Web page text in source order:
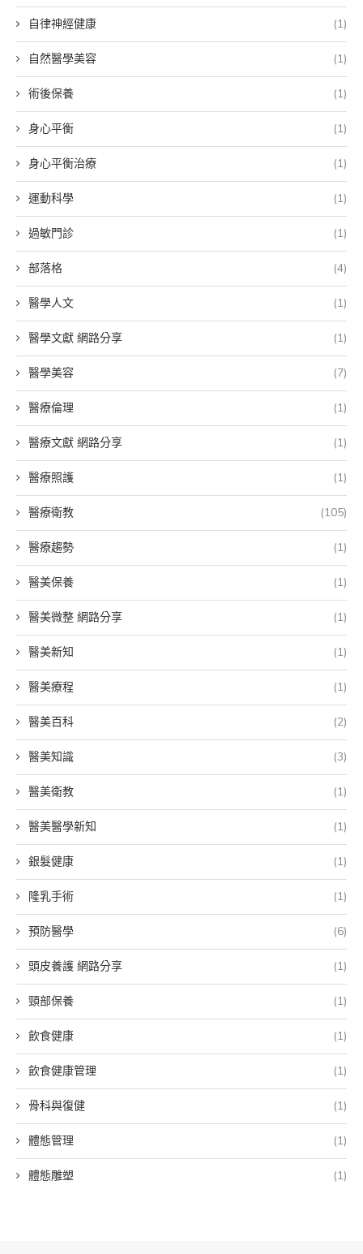
自律神經健康 (1)
自然醫學美容 (1)
術後保養 (1)
身心平衡 (1)
身心平衡治療 (1)
運動科學 (1)
過敏門診 (1)
部落格 (4)
醫學人文 (1)
醫學文獻 網路分享 (1)
醫學美容 (7)
醫療倫理 (1)
醫療文獻 網路分享 (1)
醫療照護 (1)
醫療衛教 (105)
醫療趨勢 (1)
醫美保養 (1)
醫美微整 網路分享 (1)
醫美新知 (1)
醫美療程 (1)
醫美百科 (2)
醫美知識 (3)
醫美衛教 (1)
醫美醫學新知 (1)
銀髮健康 (1)
隆乳手術 (1)
預防醫學 (6)
頭皮養護 網路分享 (1)
頸部保養 (1)
飲食健康 (1)
飲食健康管理 (1)
骨科與復健 (1)
體態管理 (1)
體態雕塑 (1)